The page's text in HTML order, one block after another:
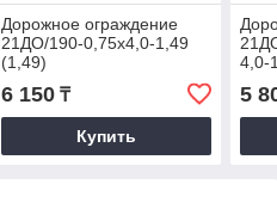
Дорожное ограждение
21ДО/190-0,75х4,0-1,49
(1,49)
6 150₸
Купить
4,0-
5